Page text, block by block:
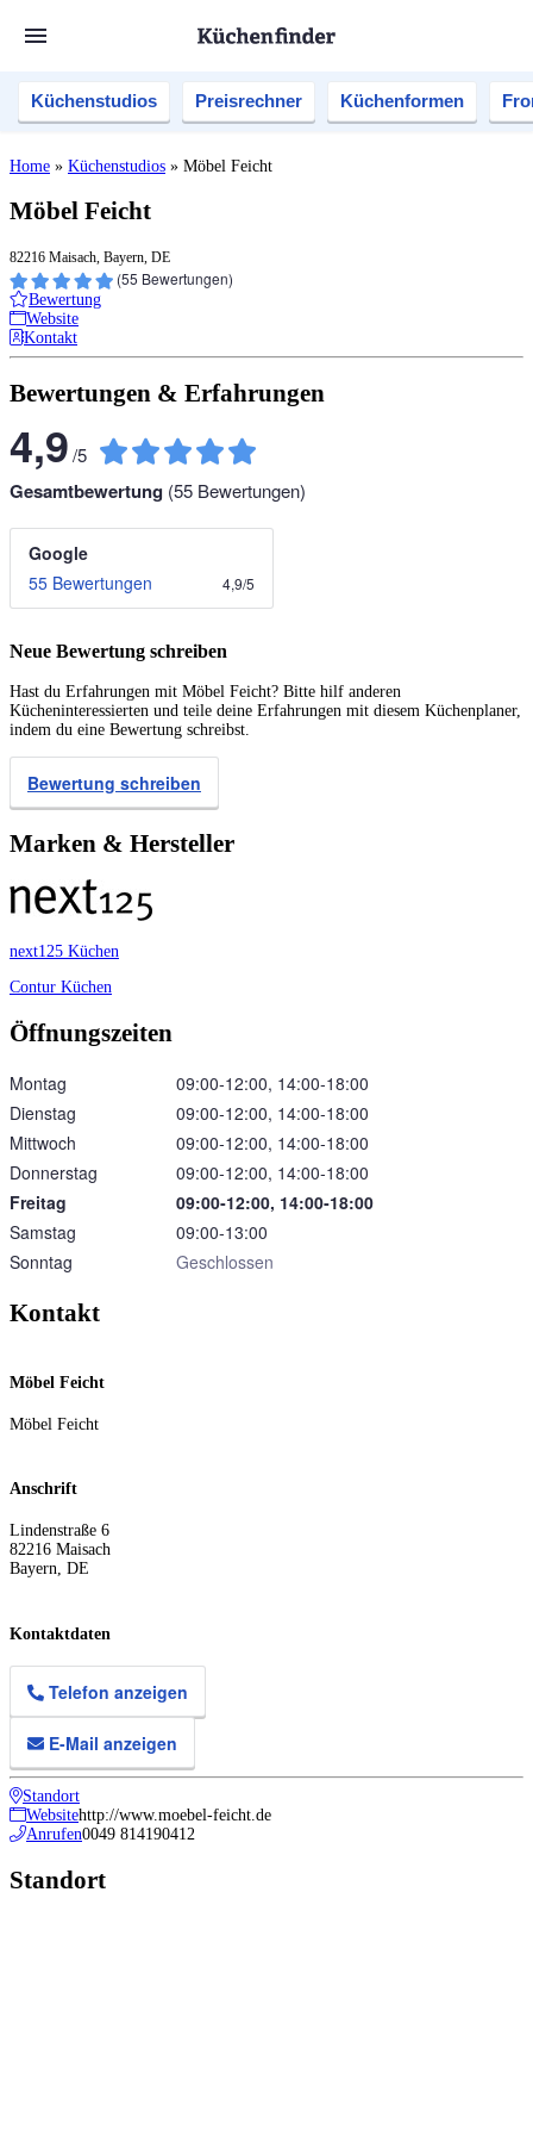
Küchenstudios Preisrechner Küchenformen
Home » Küchenstudios » Möbel Feicht
Möbel Feicht
82216 Maisach, Bayern, DE
(55 Bewertungen)
Bewertung
Website
Kontakt
Bewertungen & Erfahrungen
4,9/5
Gesamtbewertung (55 Bewertungen)
Google
55 Bewertungen
4,9/5
Neue Bewertung schreiben
Hast du Erfahrungen mit Möbel Feicht? Bitte hilf anderen
Kücheninteressierten und teile deine Erfahrungen mit diesem Küchenplaner,
indem du eine Bewertung schreibst.
Bewertung schreiben
Marken & Hersteller
next125 Küchen
Contur Küchen
Öffnungszeiten
Montag
09:00‑12:00, 14:00‑18:00
Dienstag
09:00‑12:00, 14:00‑18:00
Mittwoch
09:00‑12:00, 14:00‑18:00
Donnerstag
09:00‑12:00, 14:00‑18:00
Freitag
09:00‑12:00, 14:00‑18:00
Samstag
09:00‑13:00
Sonntag
Geschlossen
Kontakt
Möbel Feicht
Möbel Feicht
Anschrift
Lindenstraße 6
82216 Maisach
Bayern DE
Kontaktdaten
Telefon anzeigen
E-Mail anzeigen
Standort
Websitehttp://www.moebel-feicht.de
Anrufen0049 814190412
Standort